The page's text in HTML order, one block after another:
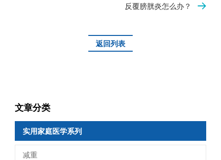
反覆膀胱炎怎么办？
返回列表
文章分类
实用家庭医学系列
减重